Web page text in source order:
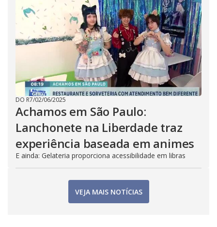
DO R7/02/06/2025
Achamos em São Paulo:
Lanchonete na Liberdade traz
experiência baseada em animes
E ainda: Gelateria proporciona acessibilidade em libras
VEJA MAIS NOTÍCIAS